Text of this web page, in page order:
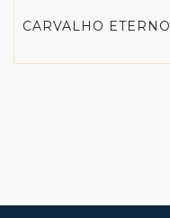
CARVALHO ETERNO